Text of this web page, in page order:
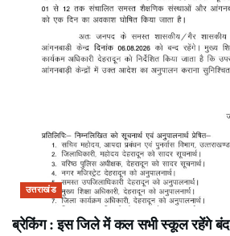
उत्तराखंड
ब्रेकिंग : इस जिले में कल सभी स्कूल रहेंगे बंद